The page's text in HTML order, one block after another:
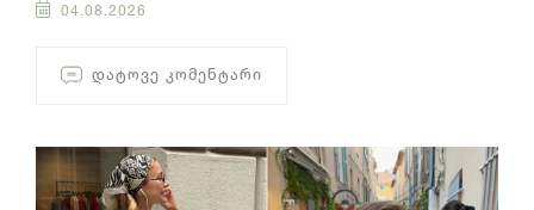
04.08.2026
ᲓᲐᲢᲝᲕᲔ ᲙᲝᲛᲔᲜᲢᲐᲠᲘ